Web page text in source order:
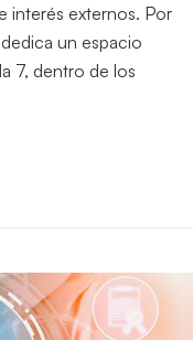
interés externos. Por
dedica un espacio
7, dentro de los